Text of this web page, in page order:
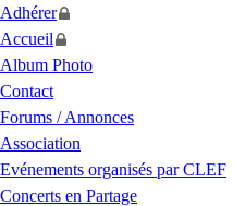
Adhérer
Accueil
Album Photo
Contact
Forums / Annonces
Association
Evénements organisés parCLEF
Concerts en Partage